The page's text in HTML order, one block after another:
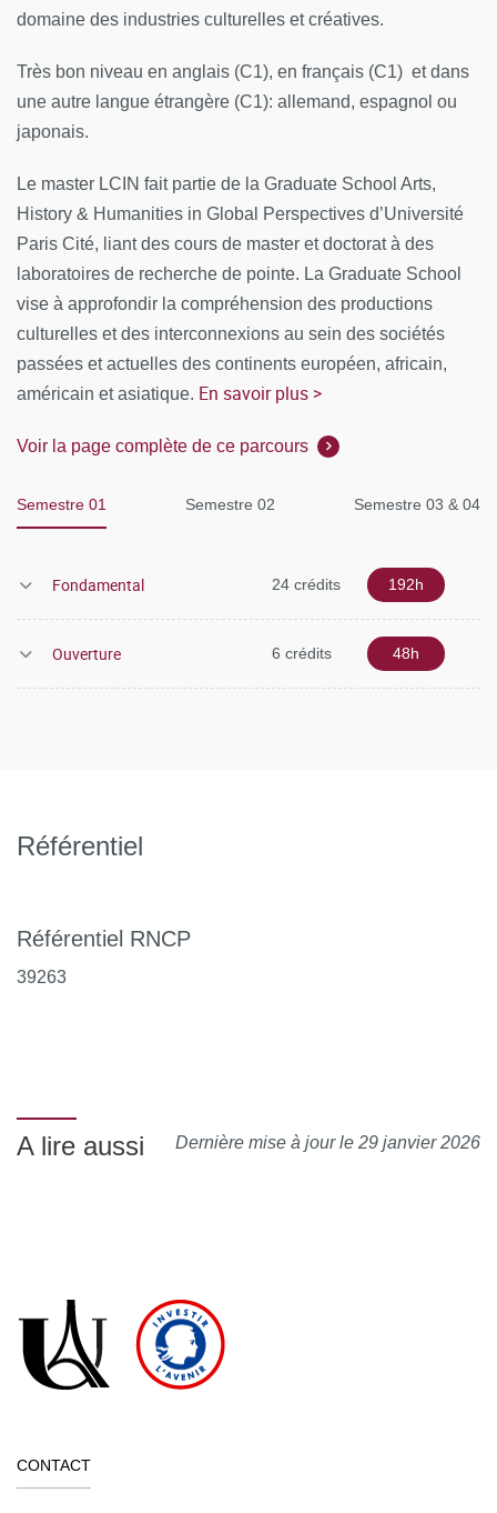
domaine des industries culturelles et créatives.
Très bon niveau en anglais (C1), en français (C1) et dans
une autre langue étrangère (C1): allemand, espagnol ou
japonais.
Le master LCIN fait partie de la Graduate School Arts,
History & Humanities in Global Perspectives d’Université
Paris Cité, liant des cours de master et doctorat à des
laboratoires de recherche de pointe. La Graduate School
vise à approfondir la compréhension des productions
culturelles et des interconnexions au sein des sociétés
passées et actuelles des continents européen, africain,
américain et asiatique. En savoir plus >
Voir la page complète de ce parcours
Semestre 01 Semestre 02 Semestre 03 & 04
Fondamental 24 crédits 192h
Ouverture 6 crédits 48h
Référentiel
Référentiel RNCP
39263
Dernière mise à jour le 29 janvier 2026
A lire aussi
CONTACT